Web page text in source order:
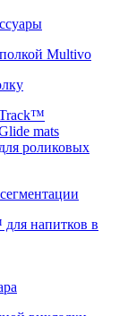
Multivo
mats
роликовых
напитков в